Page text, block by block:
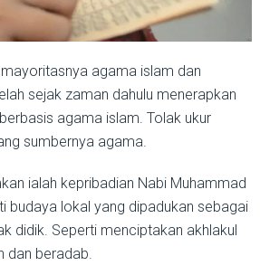
agama islam dan
sejak zaman dahulu menerapkan
agama islam. Tolak ukur
sumbernya agama.
ialah kepribadian Nabi Muhammad
budaya lokal yang dipadukan sebagai
didik. Seperti menciptakan akhlakul
dan beradab.